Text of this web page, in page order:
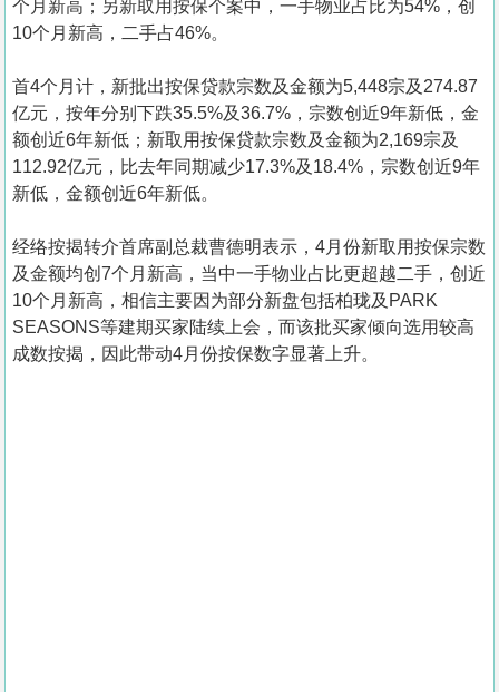
个月新高；另新取用按保个案中，一手物业占比为54%，创
10个月新高，二手占46%。
首4个月计，新批出按保贷款宗数及金额为5,448宗及274.87
亿元，按年分别下跌35.5%及36.7%，宗数创近9年新低，金
额创近6年新低；新取用按保贷款宗数及金额为2,169宗及
112.92亿元，比去年同期减少17.3%及18.4%，宗数创近9年
新低，金额创近6年新低。
经络按揭转介首席副总裁曹德明表示，4月份新取用按保宗数
及金额均创7个月新高，当中一手物业占比更超越二手，创近
10个月新高，相信主要因为部分新盘包括柏珑及PARK
SEASONS等建期买家陆续上会，而该批买家倾向选用较高
成数按揭，因此带动4月份按保数字显著上升。